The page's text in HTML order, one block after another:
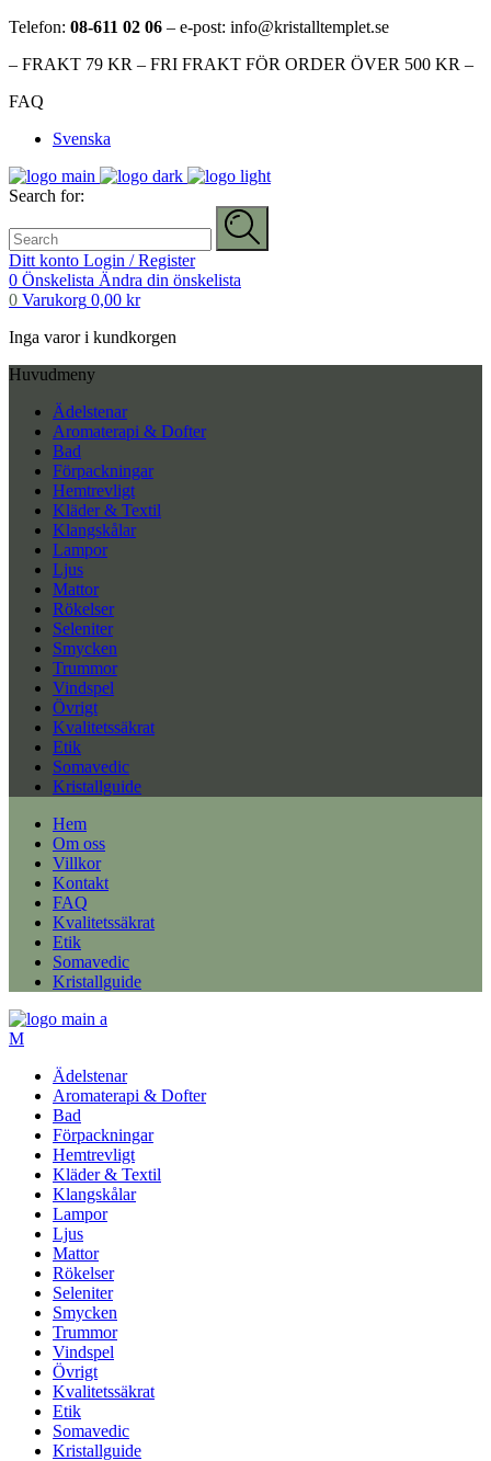
Telefon: 08-611 02 06 – e-post: info@kristalltemplet.se
– FRAKT 79 KR – FRI FRAKT FÖR ORDER ÖVER 500 KR –
FAQ
Svenska
Search for:
Ditt konto Login / Register
0 Önskelista Ändra din önskelista
0 Varukorg 0,00 kr
Inga varor i kundkorgen
Huvudmeny
Ädelstenar
Aromaterapi & Dofter
Bad
Förpackningar
Hemtrevligt
Kläder & Textil
Klangskålar
Lampor
Ljus
Mattor
Rökelser
Seleniter
Smycken
Trummor
Vindspel
Övrigt
Kvalitetssäkrat
Etik
Somavedic
Kristallguide
Hem
Om oss
Villkor
Kontakt
FAQ
Kvalitetssäkrat
Etik
Somavedic
Kristallguide
Ädelstenar
Aromaterapi & Dofter
Bad
Förpackningar
Hemtrevligt
Kläder & Textil
Klangskålar
Lampor
Ljus
Mattor
Rökelser
Seleniter
Smycken
Trummor
Vindspel
Övrigt
Kvalitetssäkrat
Etik
Somavedic
Kristallguide